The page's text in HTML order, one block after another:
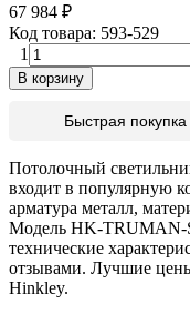
67 984 ₽
Код товара: 593-529
1
В корзину
Быстрая покупка
Потолочный
входит в популярную
арматура металл,
Модель HK-TRUMAN-
технические
отзывами. Лучшие
Hinkley.